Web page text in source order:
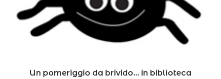
Un pomeriggio da brivido… in biblioteca